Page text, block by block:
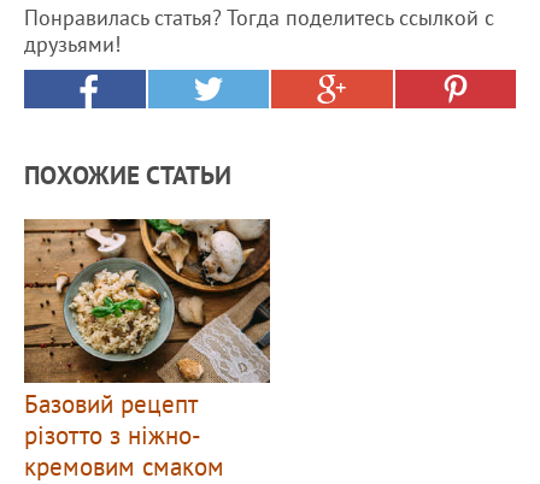
Понравилась статья? Тогда поделитесь ссылкой с
друзьями!
ПОХОЖИЕ СТАТЬИ
Базовий рецепт
різотто з ніжно-
кремовим смаком